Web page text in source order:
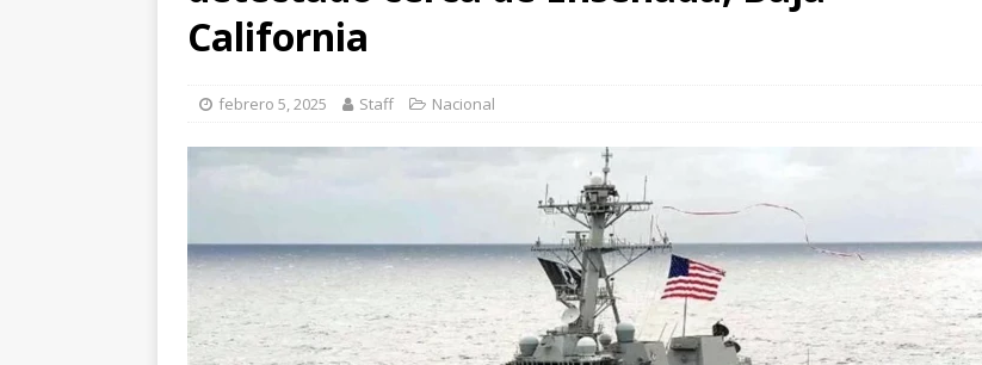
¡Celebremos la riqueza, la historia y las tradiciones de
[ agosto 6, 2026 ]
California
febrero 5, 2025 Staff Nacional